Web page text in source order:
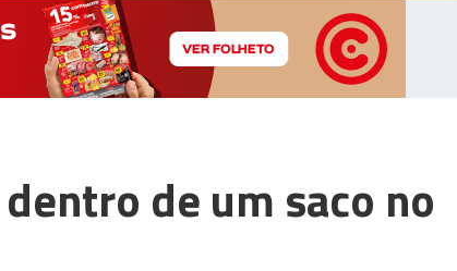
de um saco no